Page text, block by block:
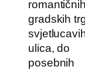
romantičnih
gradskih
ulica, do
posebnih